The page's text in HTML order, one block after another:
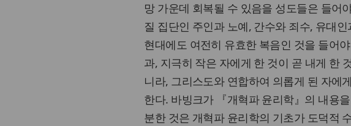
망 가운데 회복될 수 있음을 성도들은 들어
질 집단인 주인과 노예, 간수와 죄수, 유대
현대에도 여전히 유효한 복음인 것을 들어
과, 지극히 작은 자에게 한 것이 곧 내게 한
니라, 그리스도와 연합하여 의롭게 된 자에
한다. 바빙크가 『개혁파 윤리학』의 내용을
분한 것은 개혁파 윤리학의 기초가 도덕적